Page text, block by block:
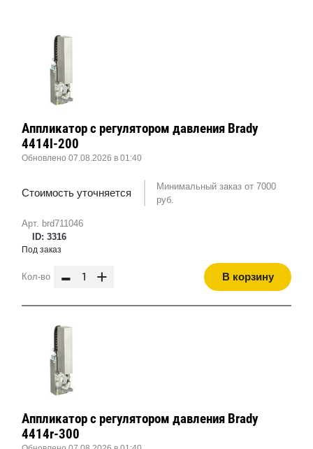
Арт. brd711046
ID: 3316
Аппликатор с регулятором давления Brady
4414l-200
Обновлено 07.08.2026 в 01:40
Стоимость уточняется
Минимальный заказ от 7000
руб.
Под заказ
Кол-во - + В корзину
Аппликатор с регулятором давления Brady
4414r-300